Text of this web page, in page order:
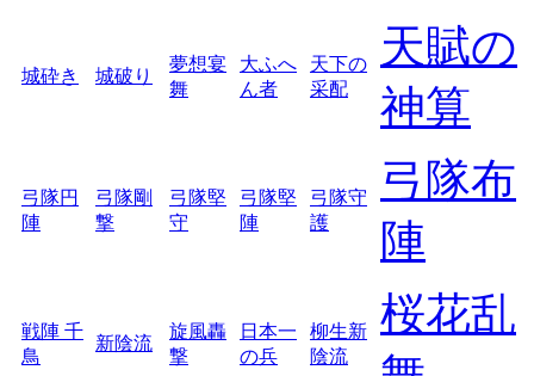
城砕き 城破り
夢想宴
舞
大ふへ
ん者
天下の
采配
天賦の
神算
弓隊円
陣
弓隊剛
撃
弓隊堅
守
弓隊堅
陣
弓隊守
護
弓隊布
陣
戦陣 千
鳥
新陰流
旋風轟
撃
日本一
の兵
柳生新
陰流
桜花乱